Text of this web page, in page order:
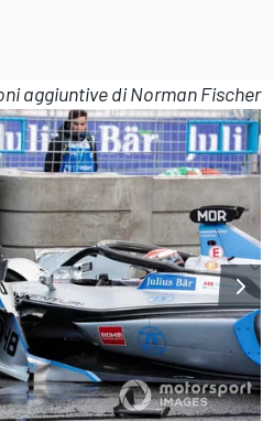
aggiuntive di Norman Fischer